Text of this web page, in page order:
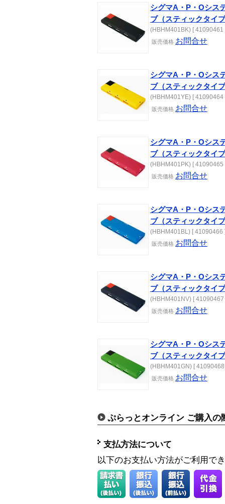
シグマA・P・Oシス
ブ（スティックタイ
(HBHM401BK) [ 41090461
販売価格 お問合せ
シグマA・P・Oシス
ブ（スティックタイ
(HBHM401YE) [ 41090464
販売価格 お問合せ
シグマA・P・Oシス
ブ（スティックタイ
(HBHM401PK) [ 41090465
販売価格 お問合せ
シグマA・P・Oシス
ブ（スティックタイ
(HBHM401BL) [ 41090466
販売価格 お問合せ
シグマA・P・Oシス
ブ（スティックタイ
(HBHM401NV) [ 41090467
販売価格 お問合せ
シグマA・P・Oシス
ブ（スティックタイ
(HBHM401GN) [
販売価格 お問合せ
ぷらっとオンライン ご購入の
支払方法について
以下のお支払い方法がご利用で